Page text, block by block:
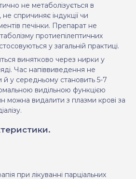
не метаболізується в
спричиняє індукції чи
печінки. Препарат не
протиепілептичних
у загальній практиці.
винятково через нирки у
Час напіввиведення не
й у середньому становить 5-7
видільною функцією
можна видалити з плазми крові за
при лікуванні парціальних